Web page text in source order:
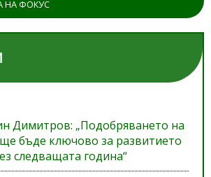
НА ФОКУС
Димитров: „Подобряването на
бъде ключово за развитието
следващата година“